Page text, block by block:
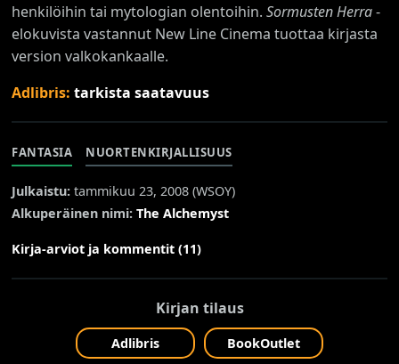
henkilöihin tai mytologian olentoihin.Sormusten Herra-
elokuvista vastannut New Line Cinema tuottaa kirjasta
version valkokankaalle.
Adlibris:tarkista saatavuus
FANTASIA NUORTENKIRJALLISUUS
Julkaistu: tammikuu 23, 2008 (WSOY)
Alkuperäinen nimi: The Alchemyst
Kirja-arviot ja kommentit (11)
Kirjan tilaus
Adlibris BookOutlet